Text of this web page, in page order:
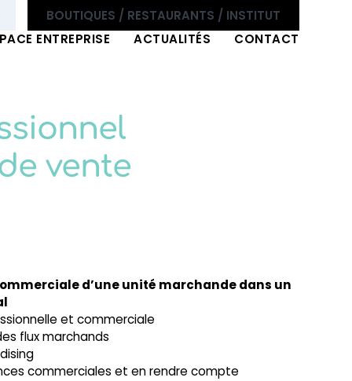
BOUTIQUES / RESTAURANTS / INSTITUT
ENTREPRISE ACTUALITÉS CONTACT
vente
d’une unité marchande dans un
et commerciale
flux marchands
commerciales et en rendre compte